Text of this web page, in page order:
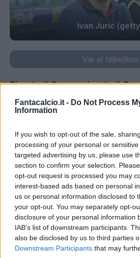
Fantacalcio.it - Do Not Process
Information
If you wish to opt-out of the sale,
processing of your personal or
targeted advertising by us, please use
section to confirm your selection.
opt-out request is processed you may
interest-based ads based on personal
us or personal information disclosed to
your opt-out. You may separately opt-
disclosure of your personal information
IAB’s list of downstream participants.
also be disclosed by us to third parties
Downstream Participants that may
Ivan Juric
Vai al tabellino
Riparte il Genoa, riparte il
ultime sconfitte hanno portato
Mandorlini, ma adesso tocca al
Crotone ha avuto modo di
rispolverare il 3-4-3 ed il 4-3-3
impiegati durante il girone
cambieranno, però, alcuni
da Lamanna, che gode della
tornerà tra i pali a scapito di
Laxalt a presidiare le corsie,
centrocampoHiljemark-Veloso
riferimento avanzato e bagarre